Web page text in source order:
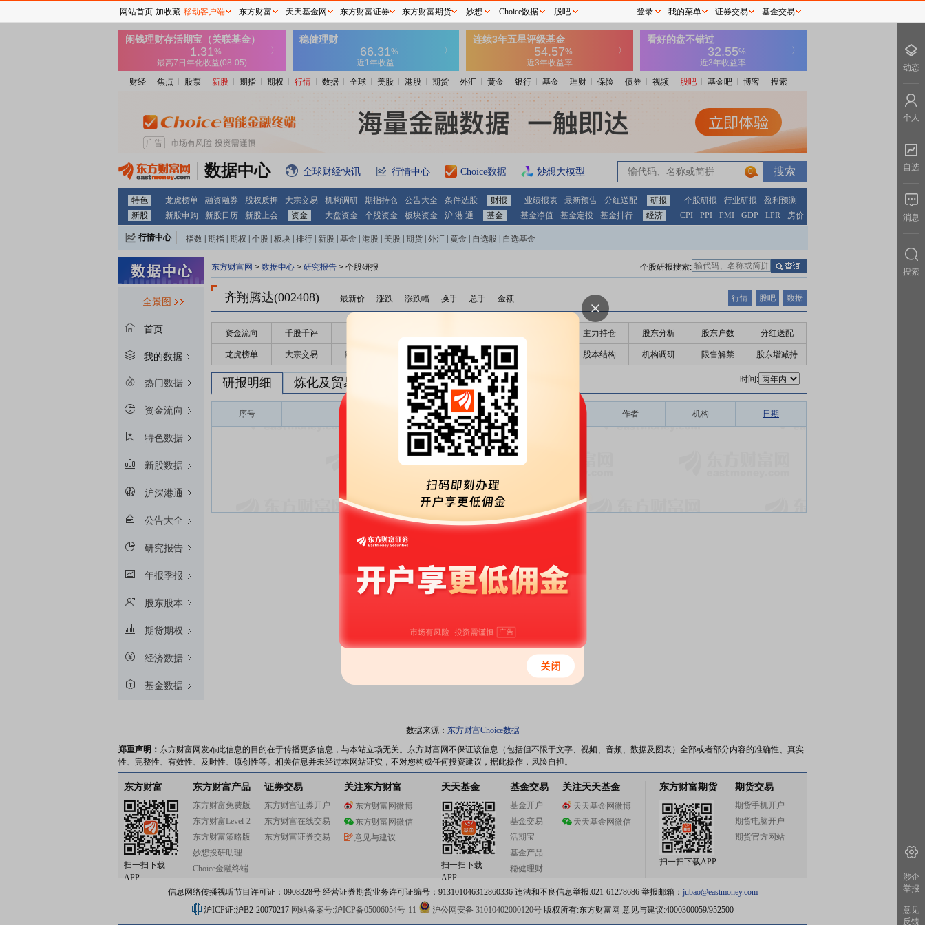
财经 焦点 股票 新股 期指 期权 行情 数据 全球 美股 港股 期货 外汇 黄金 银行 基金 理财 保险 债券 视频 股吧 基金吧 博客 搜索
数据中心 全球财经快讯 行情中心 Choice数据 妙想大模型 0
特色 龙虎榜单 融资融券 股权质押 大宗交易 机构调研 期指持仓 公告大全 条件选股 财报 业绩报表 最新预告 分红送配 研报 个股研报 行业研报
盈利预测
新股
新股申购 新股日历 新股上会 资金 大盘资金 个股资金 板块资金 沪 港 通 基金 基金净值 基金定投 基金排行 经济 CPI PPI PMI GDP LPR 房价
行情中心 指数 期指 期权 个股 板块 排行 新股 基金 港股 美股 期货 外汇 黄金 自选股 自选基金
全景图
首页
我的数据
热门数据
资金流向
特色数据
新股数据
沪深港通
公告大全
研究报告
年报季报
股东股本
期货期权
经济数据
基金数据
东方财富网 > 数据中心 > 研究报告 > 个股研报 个股研报搜索:
齐翔腾达(002408) 最新价 - 涨跌 - 涨跌幅 - 换手 - 总手 - 金额 - 行情 股吧 数据
资金流向 千股千评 主力持仓 股东分析 股东户数 分红送配
龙虎榜单 大宗交易 融资融券 高管持股 股东大会 股本结构 机构调研 限售解禁 股东增减持
时间:
研报明细 炼化及贸易研报 炼化及贸易盈利预测
序号
东财
评级
作者 机构 日期
数据来源： 东方财富Choice数据
郑重声明： 东方财富网发布此信息的目的在于传播更多信息，与本站立场无关。东方财富网不保证该信息（包括但不限于文字、视频、音频、数据及图表）全部或者部分内容的准确性、真实
性、完整性、有效性、及时性、原创性等。相关信息并未经过本网站证实，不对您构成任何投资建议，据此操作，风险自担。
东方财富
扫一扫下载
APP
东方财富产品
东方财富免费版
东方财富Level-2
东方财富策略版
妙想投研助理
Choice金融终端
证券交易
东方财富证券开户
东方财富在线交易
东方财富证券交易
关注东方财富
东方财富网微博
东方财富网微信
意见与建议
天天基金
扫一扫下载
APP
基金交易
基金开户
基金交易
活期宝
基金产品
稳健理财
关注天天基金
天天基金网微博
天天基金网微信
东方财富期货
扫一扫下载APP
期货交易
期货手机开户
期货电脑开户
期货官方网站
信息网络传播视听节目许可证：0908328号 经营证券期货业务许可证编号：913101046312860336 违法和不良信息举报:021-61278686 举报邮箱： jubao@eastmoney.com
沪ICP证:沪B2-20070217 网站备案号:沪ICP备05006054号-11 沪公网安备 31010402000120号版权所有:东方财富网 意见与建议:4000300059/952500
网站首页 加收藏 移动客户端 东方财富 天天基金网 东方财富证券 东方财富期货 妙想 Choice数据 股吧 登录 我的菜单 证券交易 基金交易
动态
个人
自选
消息
搜索
涉企
举报
意见
反馈